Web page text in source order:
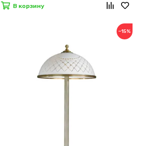
В корзину
−15%